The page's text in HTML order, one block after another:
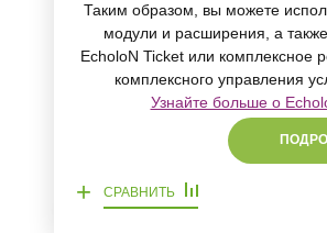
Таким образом, вы можете
модули и расширения, а
EcholoN Ticket или комплексное
комплексного управления
Узнайте больше о
+ СРАВНИТЬ